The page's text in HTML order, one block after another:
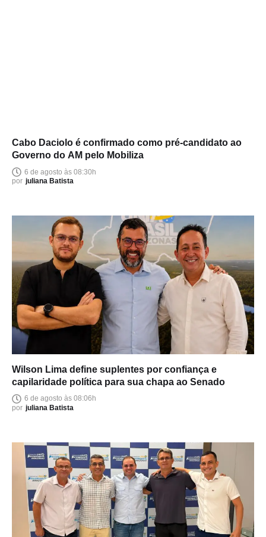
Cabo Daciolo é confirmado como pré-candidato ao
Governo do AM pelo Mobiliza
6 de agosto às 08:30h
por juliana Batista
Wilson Lima define suplentes por confiança e
capilaridade política para sua chapa ao Senado
6 de agosto às 08:06h
por juliana Batista